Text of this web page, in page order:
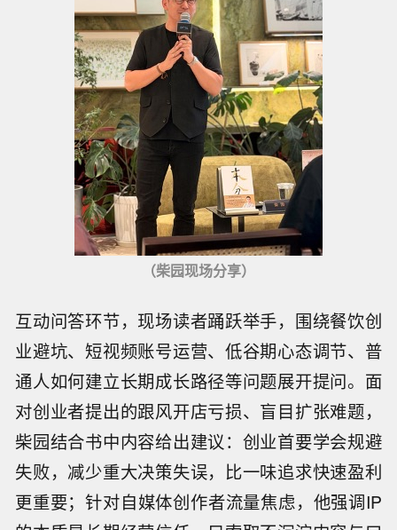
（柴园现场分享）
互动问答环节，现场读者踊跃举手，围绕餐饮创
业避坑、短视频账号运营、低谷期心态调节、普
通人如何建立长期成长路径等问题展开提问。面
对创业者提出的跟风开店亏损、盲目扩张难题，
柴园结合书中内容给出建议：创业首要学会规避
失败，减少重大决策失误，比一味追求快速盈利
更重要；针对自媒体创作者流量焦虑，他强调IP